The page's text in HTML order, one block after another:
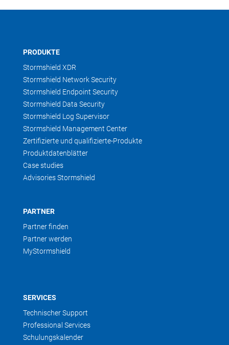
PRODUKTE
Stormshield XDR
Stormshield Network Security
Stormshield Endpoint Security
Stormshield Data Security
Stormshield Log Supervisor
Stormshield Management Center
Zertifizierte und qualifizierte-Produkte
Produktdatenblätter
Case studies
Advisories Stormshield
PARTNER
Partner finden
Partner werden
MyStormshield
SERVICES
Technischer Support
Professional Services
Schulungskalender